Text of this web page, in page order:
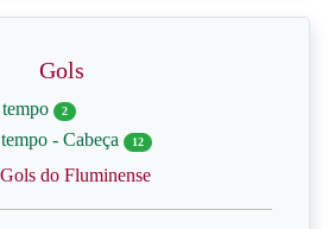
Gols
2
- Cabeça 12
do Fluminense